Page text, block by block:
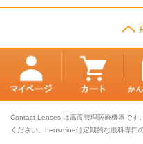
Contact Lenses は高度管理医療機器です
ください。Lensmineは定期的な眼科専門